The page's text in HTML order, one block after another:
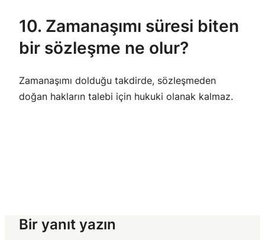
10. Zamanaşımı süresi biten
bir sözleşme ne olur?
Zamanaşımı dolduğu takdirde, sözleşmeden
doğan hakların talebi için hukuki olanak kalmaz.
Bir yanıt yazın